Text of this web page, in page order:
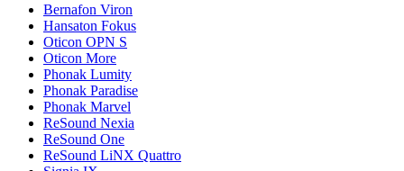
Bernafon Viron
Hansaton Fokus
Oticon OPN S
Oticon More
Phonak Lumity
Phonak Paradise
Phonak Marvel
ReSound Nexia
ReSound One
ReSound LiNX Quattro